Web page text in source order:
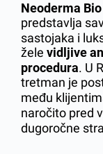
Neoderma
predstavlja
sastojaka i
žele vidljive
procedura. U
tretman je
među
naročito pred
dugoročne